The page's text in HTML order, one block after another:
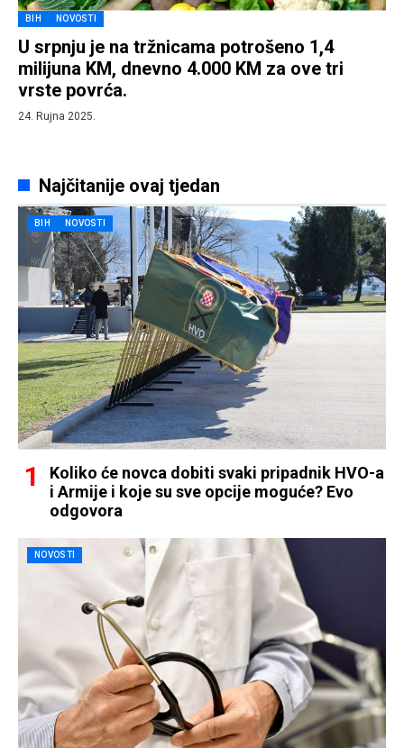
BIH NOVOSTI
U srpnju je na tržnicama potrošeno 1,4
milijuna KM, dnevno 4.000 KM za ove tri
vrste povrća.
24. Rujna 2025.
Najčitanije ovaj tjedan
BIH NOVOSTI
Koliko će novca dobiti svaki pripadnik HVO-a
i Armije i koje su sve opcije moguće? Evo
odgovora
NOVOSTI